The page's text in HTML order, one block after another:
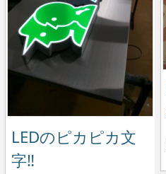
LEDのピカピカ文
字‼️